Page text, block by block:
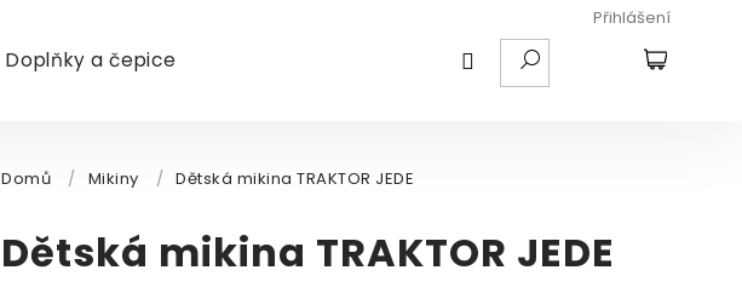
Přihlášení
HLEDAT
NÁKUPNÍ
Doplňky a čepice
Domů / Mikiny / Dětská mikina TRAKTOR JEDE
Dětská mikina TRAKTOR JEDE